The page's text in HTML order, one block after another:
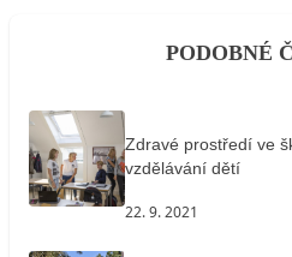
PODOBNÉ
Zdravé prostředí ve
vzdělávání dětí
22. 9. 2021